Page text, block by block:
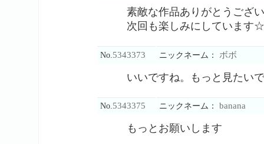
素敵な作品ありがとうござ
次回も楽しみにしています☆
No. 5343373 ニックネーム： ボボ
いいですね。もっと見たい
No. 5343375 ニックネーム： banana
もっとお願いします